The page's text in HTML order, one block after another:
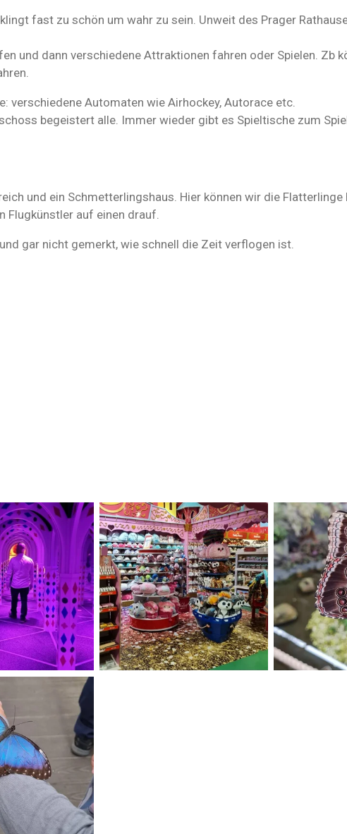
fast zu schön um wahr zu sein. Unweit des Prager
und dann verschiedene Attraktionen fahren oder Spielen. Zb
verschiedene Automaten wie Airhockey, Autorace etc.
begeistert alle. Immer wieder gibt es Spieltische zum
und ein Schmetterlingshaus. Hier können wir die Flatterlinge
Flugkünstler auf einen drauf.
gar nicht gemerkt, wie schnell die Zeit verflogen ist.